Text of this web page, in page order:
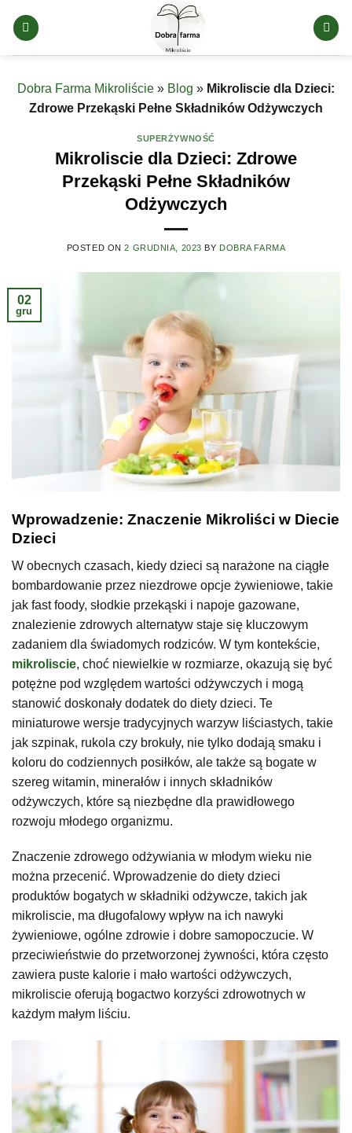
Dobra Farma Mikroliście » Blog » Mikroliscie dla Dzieci:
Zdrowe Przekąski Pełne Składników Odżywczych
SUPERŻYWNOŚĆ
Mikroliscie dla Dzieci: Zdrowe
Przekąski Pełne Składników
Odżywczych
POSTED ON2 GRUDNIA, 2023 BY DOBRA FARMA
02
gru
Wprowadzenie: Znaczenie Mikroliści w Diecie
Dzieci
W obecnych czasach, kiedy dzieci są narażone na ciągłe
bombardowanie przez niezdrowe opcje żywieniowe, takie
jak fast foody, słodkie przekąski i napoje gazowane,
znalezienie zdrowych alternatyw staje się kluczowym
zadaniem dla świadomych rodziców. W tym kontekście,
mikroliscie, choć niewielkie w rozmiarze, okazują się być
potężne pod względem wartości odżywczych i mogą
stanowić doskonały dodatek do diety dzieci. Te
miniaturowe wersje tradycyjnych warzyw liściastych, takie
jak szpinak, rukola czy brokuły, nie tylko dodają smaku i
koloru do codziennych posiłków, ale także są bogate w
szereg witamin, minerałów i innych składników
odżywczych, które są niezbędne dla prawidłowego
rozwoju młodego organizmu.
Znaczenie zdrowego odżywiania w młodym wieku nie
można przecenić. Wprowadzenie do diety dzieci
produktów bogatych w składniki odżywcze, takich jak
mikroliscie, ma długofalowy wpływ na ich nawyki
żywieniowe, ogólne zdrowie i dobre samopoczucie. W
przeciwieństwie do przetworzonej żywności, która często
zawiera puste kalorie i mało wartości odżywczych,
mikroliscie oferują bogactwo korzyści zdrowotnych w
każdym małym liściu.